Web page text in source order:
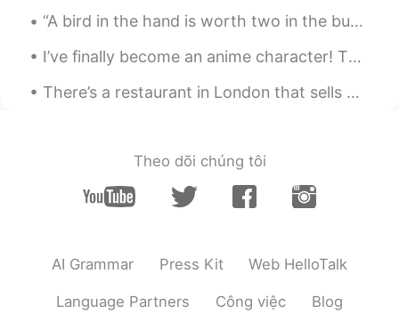
お互い払ったと思っていたらはらってなく
ーww冷蔵庫もつかえなーいw 良い思い出
😁 冬の方がつらそうだね
hahahaha絶対に辛いけど、私もチャレン
ジするかも😜😜😜😜
“A bird in the hand is worth two in the bush” Meaning: What we already have is more valuable tha...
I’ve finally become an anime character! This is a new design I made for the 1 year anniversary of...
There’s a restaurant in London that sells my favourite chicken wings on earth. I’m craving them s...
Theo dõi chúng tôi
AI Grammar Press Kit Web HelloTalk
Language Partners Công việc Blog